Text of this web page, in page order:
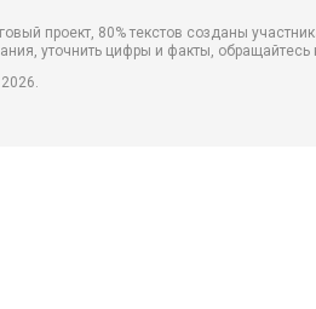
проект, 80% текстов созданы
уточнить цифры и факты,